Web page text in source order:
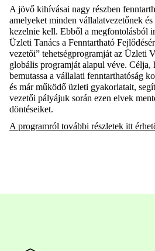
A jövő kihívásai nagy részben
amelyeket minden vállalatvezetőnek
kezelnie kell. Ebből a megfontolásból
Üzleti Tanács a Fenntartható
vezetői” tehetségprogramját az Üzleti
globális programját alapul véve.
bemutassa a vállalati fenntarthatóság
és már működő üzleti gyakorlatait,
vezetői pályájuk során ezen elvek
döntéseiket.
A programról további részletek itt